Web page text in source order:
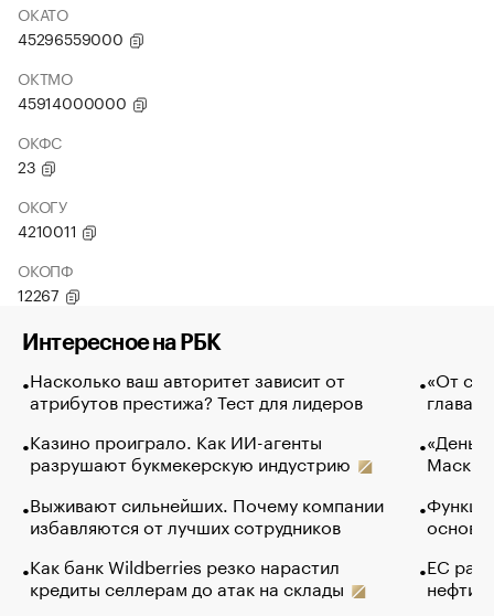
ОКАТО
45296559000
ОКТМО
45914000000
ОКФС
23
ОКОГУ
4210011
ОКОПФ
12267
Интересное на РБК
Насколько ваш авторитет зависит от
атрибутов престижа? Тест для лидеров
Казино проиграло. Как ИИ-агенты
разрушают букмекерскую индустрию
Выживают сильнейших. Почему компании
избавляются от лучших сотрудников
Как банк Wildberries резко нарастил
кредиты селлерам до атак на склады
«От
глава
Маск в
основ
ЕС
нефти